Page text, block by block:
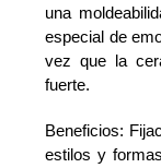
una
especial de
vez que la
fuerte.
Beneficios:
estilos y